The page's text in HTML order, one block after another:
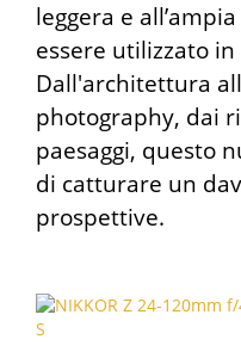
leggera e
essere utilizzato
Dall'architettura
photography, dai
paesaggi, questo
di catturare un
prospettive.